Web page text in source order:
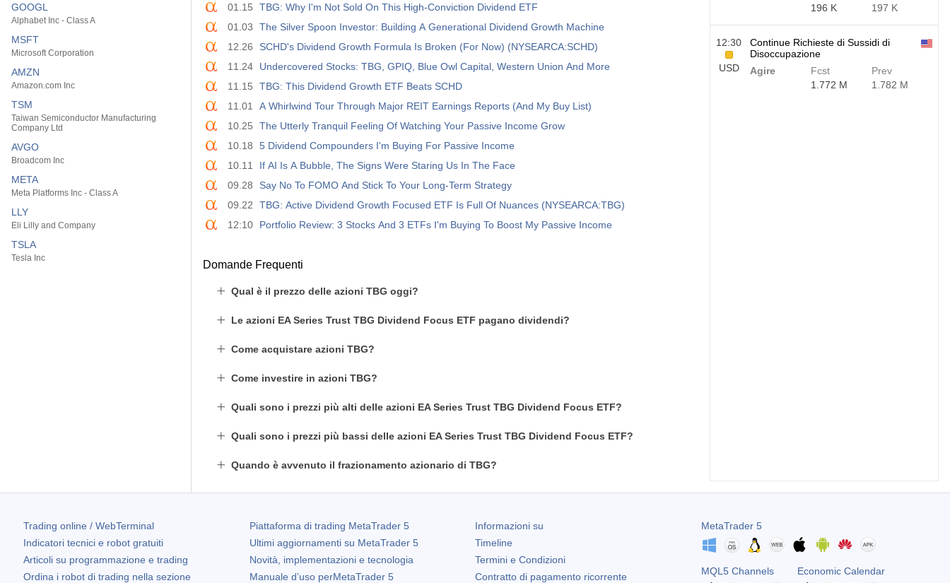
GOOGL
Alphabet Inc - Class A
MSFT
Microsoft Corporation
AMZN
Amazon.com Inc
TSM
Taiwan Semiconductor Manufacturing
Company Ltd
AVGO
Broadcom Inc
META
Meta Platforms Inc - Class A
LLY
Eli Lilly and Company
TSLA
Tesla Inc
01.15
TBG: Why I'm Not Sold On This High-Conviction Dividend ETF
01.03
The Silver Spoon Investor: Building A Generational Dividend Growth Machine
12.26
SCHD's Dividend Growth Formula Is Broken (For Now) (NYSEARCA:SCHD)
11.24
Undercovered Stocks: TBG, GPIQ, Blue Owl Capital, Western Union And More
11.15
TBG: This Dividend Growth ETF Beats SCHD
11.01
A Whirlwind Tour Through Major REIT Earnings Reports (And My Buy List)
10.25
The Utterly Tranquil Feeling Of Watching Your Passive Income Grow
10.18
5 Dividend Compounders I'm Buying For Passive Income
10.11
If AI Is A Bubble, The Signs Were Staring Us In The Face
09.28
Say No To FOMO And Stick To Your Long-Term Strategy
09.22
TBG: Active Dividend Growth Focused ETF Is Full Of Nuances (NYSEARCA:TBG)
12:10
Portfolio Review: 3 Stocks And 3 ETFs I'm Buying To Boost My Passive Income
Domande Frequenti
Qual è il prezzo delle azioni TBG oggi?
Le azioni EA Series Trust TBG Dividend Focus ETF pagano dividendi?
Come acquistare azioni TBG?
Come investire in azioni TBG?
Quali sono i prezzi più alti delle azioni EA Series Trust TBG Dividend Focus ETF?
Quali sono i prezzi più bassi delle azioni EA Series Trust TBG Dividend Focus ETF?
Quando è avvenuto il frazionamento azionario di TBG?
196 K
197 K
12:30
USD
Continue Richieste di Sussidi di
Disoccupazione
Agire
Fcst
1.772 M
Prev
1.782 M
Trading online / WebTerminal
Indicatori tecnici e robot gratuiti
Articoli su programmazione e trading
Ordina i robot di trading nella sezione
Piattaforma di trading MetaTrader 5
Ultimi aggiornamenti su MetaTrader 5
Novità, implementazioni e tecnologia
Manuale d’uso perMetaTrader 5
Informazioni su
Timeline
Termini e Condizioni
Contratto di pagamento ricorrente
MetaTrader 5
MQL5 Channels Economic Calendar